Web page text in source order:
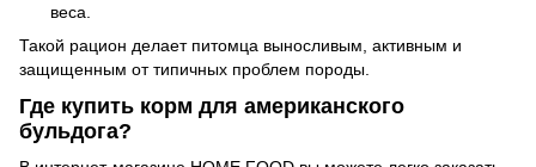
веса.
Такой рацион делает питомца выносливым, активным и
защищенным от типичных проблем породы.
Где купить корм для американского
бульдога?